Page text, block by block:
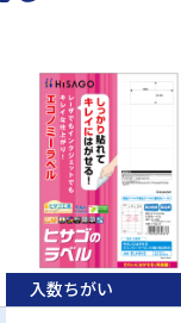
入数ちがい